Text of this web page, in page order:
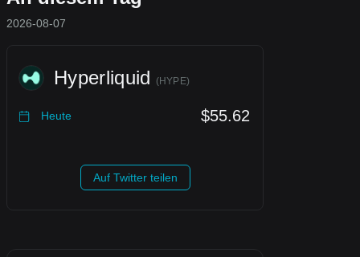
2026-08-07
Hyperliquid (HYPE)
Heute $55.62
Auf Twitter teilen